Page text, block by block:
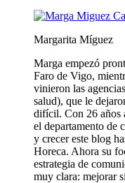
Margarita Míguez
Marga empezó
Faro de Vigo,
vinieron las
salud), que le
difícil. Con 26 años
el departamento de
y crecer este blog
Horeca. Ahora su
estrategia de
muy clara: mejorar